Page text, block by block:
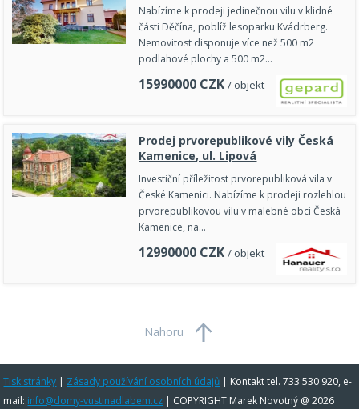
Nabízíme k prodeji jedinečnou vilu v klidné
části Děčína, poblíž lesoparku Kvádrberg.
Nemovitost disponuje více než 500 m2
podlahové plochy a 500 m2…
15990000 CZK / objekt
Prodej prvorepublikové vily Česká
Kamenice, ul. Lipová
Investiční příležitost prvorepubliková vila v
České Kamenici. Nabízíme k prodeji rozlehlou
prvorepublikovou vilu v malebné obci Česká
Kamenice, na…
12990000 CZK / objekt
Nahoru
Tisk stránky | Zásady používání osobních údajů | Kontakt tel. 733 530 920, e-
mail: info@domy-vustinadlabem.cz | COPYRIGHT Marek Novotný @ 2026